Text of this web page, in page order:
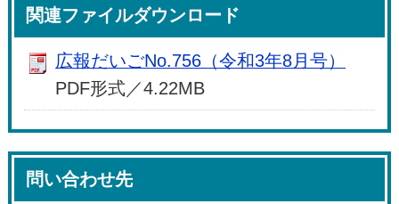
関連ファイルダウンロード
広報だいごNo.756（令和3年8月号）
PDF形式／4.22MB
問い合わせ先